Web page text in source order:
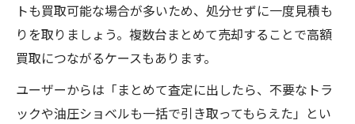
トも買取可能な場合が多いため、処分せずに一度見積も
りを取りましょう。複数台まとめて売却することで高額
買取につながるケースもあります。
ユーザーからは「まとめて査定に出したら、不要なトラ
ックや油圧ショベルも一括で引き取ってもらえた」とい